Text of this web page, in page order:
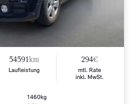
54591km
Laufleistung
294€
mtl. Rate
inkl. MwSt.
1460kg